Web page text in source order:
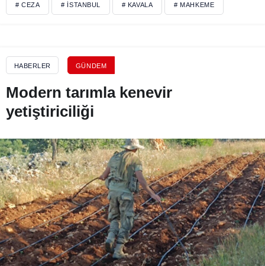
# CEZA # İSTANBUL # KAVALA # MAHKEME
HABERLER GÜNDEM
Modern tarımla kenevir
yetiştiriciliği